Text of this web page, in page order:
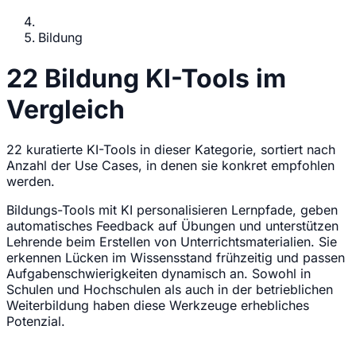
Bildung
22 Bildung KI-Tools im
Vergleich
22 kuratierte KI-Tools in dieser Kategorie, sortiert nach
Anzahl der Use Cases, in denen sie konkret empfohlen
werden.
Bildungs-Tools mit KI personalisieren Lernpfade, geben
automatisches Feedback auf Übungen und unterstützen
Lehrende beim Erstellen von Unterrichtsmaterialien. Sie
erkennen Lücken im Wissensstand frühzeitig und passen
Aufgabenschwierigkeiten dynamisch an. Sowohl in
Schulen und Hochschulen als auch in der betrieblichen
Weiterbildung haben diese Werkzeuge erhebliches
Potenzial.